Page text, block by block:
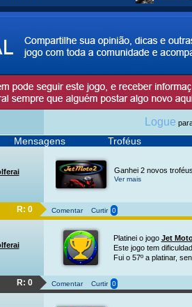
Logue
Mensagens Troféus
Ganhei 2 novos
Ver mais
R: 0 Comentar Curtir 0
Platinei o jogo Jet
Este jogo tem
Fui o 57º a platinar,
R: 0 Comentar Curtir 0